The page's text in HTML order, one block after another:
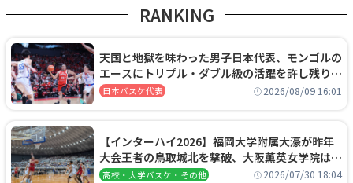
RANKING
天国と地獄を味わった男子日本代表、モンゴルの
エースにトリプル・ダブル級の活躍を許し残り
0.4秒に失点する悔しい敗戦
日本バスケ代表 2026/08/09 16:01
【インターハイ2026】福岡大学附属大濠が昨年
大会王者の鳥取城北を撃破、大阪薫英女学院は岐
阜女子に完勝、大会3日目試合結果
高校・大学バスケ・その他 2026/07/30 18:04